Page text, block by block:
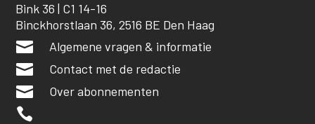
Bink 36 | C1 14-16
Binckhorstlaan 36, 2516 BE Den Haag
 Algemene vragen & informatie
 Contact met de redactie
 Over abonnementen
